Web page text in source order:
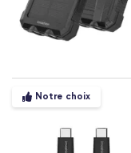
Notre choix